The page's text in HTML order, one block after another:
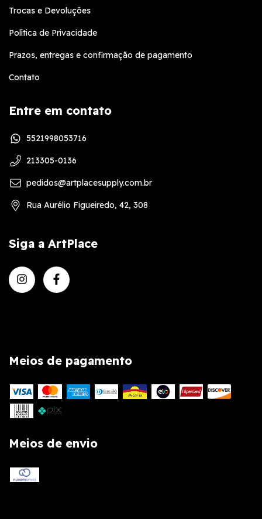
Trocas e Devoluções
Política de Privacidade
Prazos, entregas e confirmação de pagamento
Contato
Entre em contato
5521998053716
213305-0136
pedidos@artplacesupply.com.br
Rua Aurélio Figueiredo, 42, 308
Siga a ArtPlace
Meios de pagamento
Meios de envio